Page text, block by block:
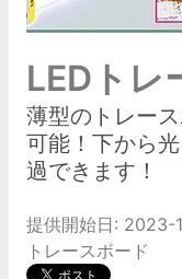
LEDト
薄型のトレー
可能！下から
過できます！
提供開始日: 2023-
トレースボード